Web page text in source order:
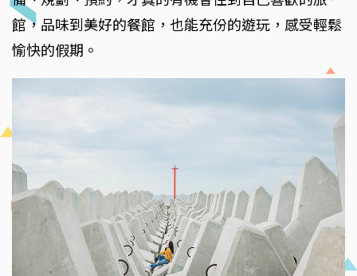
館，品味到美好的餐館，也能充份的遊玩，感受輕鬆
愉快的假期。